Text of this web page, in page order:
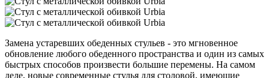
Замена устаревших обеденных стульев - это мгновенное
обновление любого обеденного пространства и один из самых
быстрых способов произвести большие перемены. На самом
деле, новые современные стулья для столовой, имеющие